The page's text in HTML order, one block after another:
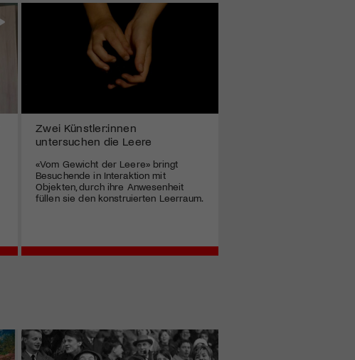
Zwei Künstler:innen
untersuchen die Leere
«Vom Gewicht der Leere» bringt
Besuchende in Interaktion mit
Objekten, durch ihre Anwesenheit
füllen sie den konstruierten Leerraum.